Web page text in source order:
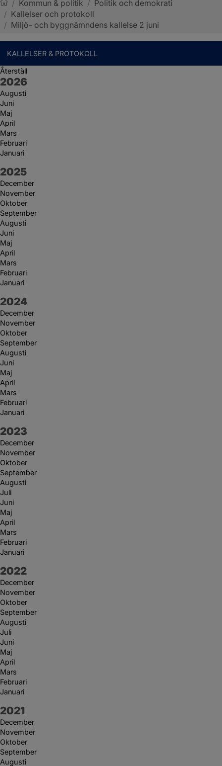
Sotenäs kommun
/ Kommun & politik / Politik och demokrati
/ Kallelser och protokoll
/ Miljö- och byggnämndens kallelse 2 juni
KALLELSER & PROTOKOLL
Återställ
År:
2026
Augusti
Juni
Maj
April
Mars
Februari
Januari
År:
2025
December
November
Oktober
September
Augusti
Juni
Maj
April
Mars
Februari
Januari
År:
2024
December
November
Oktober
September
Augusti
Juni
Maj
April
Mars
Februari
Januari
År:
2023
December
November
Oktober
September
Augusti
Juli
Juni
Maj
April
Mars
Februari
Januari
År:
2022
December
November
Oktober
September
Augusti
Juli
Juni
Maj
April
Mars
Februari
Januari
År:
2021
December
November
Oktober
September
Augusti